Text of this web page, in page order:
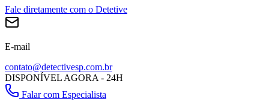
Fale diretamente com o Detetive
E-mail
contato@detectivesp.com.br
DISPONÍVEL AGORA - 24H
Falar com Especialista